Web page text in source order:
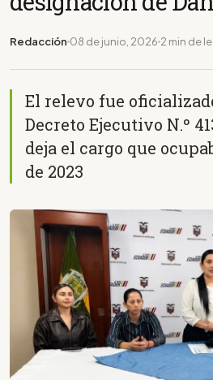
Redacción 08 de junio, 2026 2 min de
El relevo fue
Decreto Ejecutivo N.º
deja el cargo que
de 2023